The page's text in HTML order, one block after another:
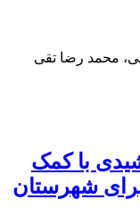
محمد رضا تقی
با کمک
شهرستان